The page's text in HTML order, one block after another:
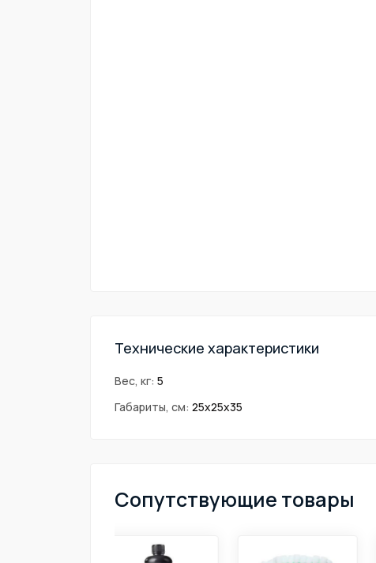
Технические характеристики
Вес, кг: 5
Габариты, см: 25х25х35
Сопутствующие товары